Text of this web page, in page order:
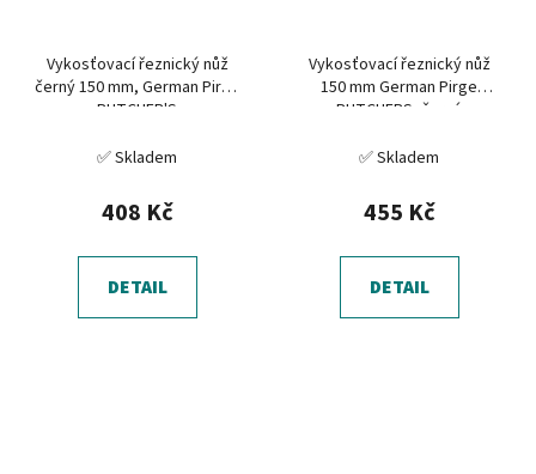
Vykosťovací řeznický nůž
černý 150 mm, German Pirge
BUTCHER'S
✅ Skladem
408 Kč
DETAIL
Vykosťovací řeznický nůž
150 mm German Pirge
BUTCHERS, černý
✅ Skladem
455 Kč
DETAIL